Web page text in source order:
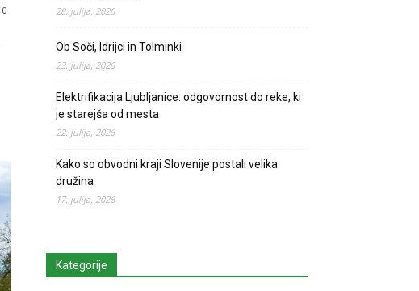
0 28. julija, 2026
Ob Soči, Idrijci in Tolminki
23. julija, 2026
Elektrifikacija Ljubljanice: odgovornost do reke, ki
je starejša od mesta
22. julija, 2026
Kako so obvodni kraji Slovenije postali velika
družina
17. julija, 2026
Kategorije